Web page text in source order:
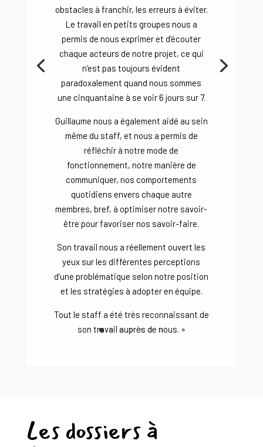
obstacles à franchir, les erreurs à éviter.
Le travail en petits groupes nous a
permis de nous exprimer et d’écouter
chaque acteurs de notre projet, ce qui
n’est pas toujours évident
paradoxalement quand nous sommes
une cinquantaine à se voir 6 jours sur 7.
Guillaume nous a également aidé au sein
même du staff, et nous a permis de
réfléchir à notre mode de
fonctionnement, notre manière de
communiquer, nos comportements
quotidiens envers chaque autre
membres, bref, à optimiser notre savoir-
être pour favoriser nos savoir-faire.
Son travail nous a réellement ouvert les
yeux sur les différentes perceptions
d’une problématique selon notre position
et les stratégies à adopter en équipe.
Tout le staff a été très reconnaissant de
son travail auprès de nous. »
Les dossiers à